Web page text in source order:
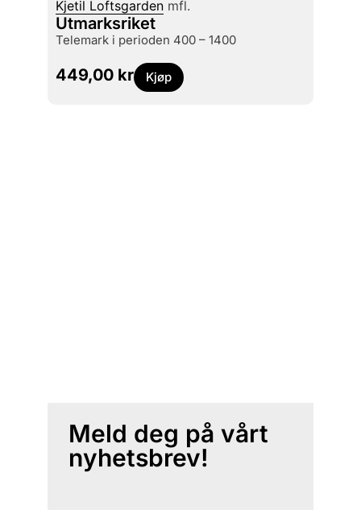
Kjetil Loftsgardenmfl.
Utmarksriket
Telemark i perioden 400 – 1400
449,00 kr Kjøp
Meld deg på vårt
nyhetsbrev!